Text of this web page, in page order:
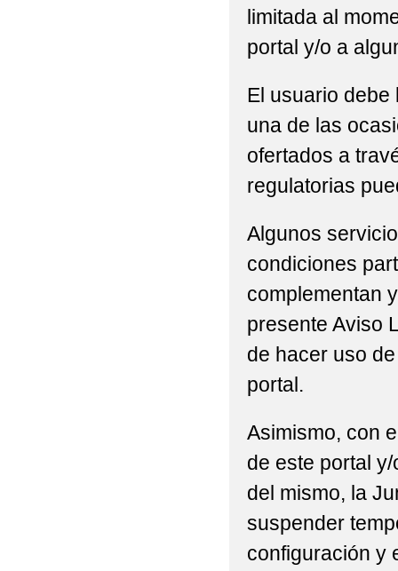
limitada al
portal y/o a
El usuario debe
una de las
ofertados a
regulatorias
Algunos
condiciones
complementan
presente Aviso
de hacer uso
portal.
Asimismo, con
de este portal
del mismo, la
suspender
configuración y